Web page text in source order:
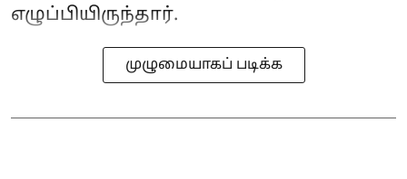
எழுப்பியிருந்தார்.
முழுமையாகப் படிக்க